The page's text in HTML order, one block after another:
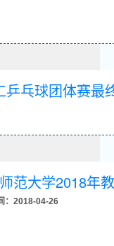
乓球团体赛最
范大学2018年
：2018-04-26